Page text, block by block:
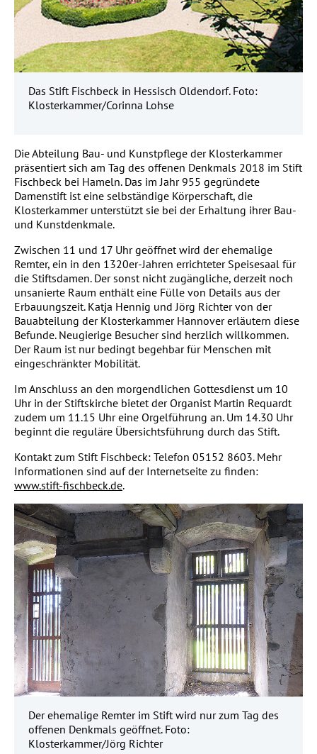
Das Stift Fischbeck in Hessisch Oldendorf. Foto:
Klosterkammer/Corinna Lohse
Die Abteilung Bau- und Kunstpflege der Klosterkammer
präsentiert sich am Tag des offenen Denkmals 2018 im Stift
Fischbeck bei Hameln. Das im Jahr 955 gegründete
Damenstift ist eine selbständige Körperschaft, die
Klosterkammer unterstützt sie bei der Erhaltung ihrer Bau-
und Kunstdenkmale.
Zwischen 11 und 17 Uhr geöffnet wird der ehemalige
Remter, ein in den 1320er-Jahren errichteter Speisesaal für
die Stiftsdamen. Der sonst nicht zugängliche, derzeit noch
unsanierte Raum enthält eine Fülle von Details aus der
Erbauungszeit. Katja Hennig und Jörg Richter von der
Bauabteilung der Klosterkammer Hannover erläutern diese
Befunde. Neugierige Besucher sind herzlich willkommen.
Der Raum ist nur bedingt begehbar für Menschen mit
eingeschränkter Mobilität.
Im Anschluss an den morgendlichen Gottesdienst um 10
Uhr in der Stiftskirche bietet der Organist Martin Requardt
zudem um 11.15 Uhr eine Orgelführung an. Um 14.30 Uhr
beginnt die reguläre Übersichtsführung durch das Stift.
Kontakt zum Stift Fischbeck: Telefon 05152 8603. Mehr
Informationen sind auf der Internetseite zu finden:
www.stift-fischbeck.de.
Der ehemalige Remter im Stift wird nur zum Tag des
offenen Denkmals geöffnet. Foto:
Klosterkammer/Jörg Richter